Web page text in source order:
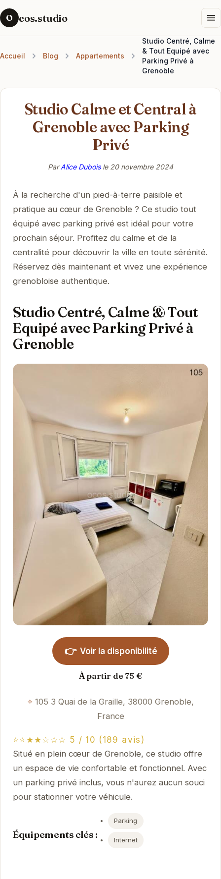
O cos.studio
Accueil Blog Appartements
Studio Centré, Calme
& Tout Equipé avec
Parking Privé à
Grenoble
Studio Calme et Central à
Grenoble avec Parking
Privé
ParAlice Duboisle 20 novembre 2024
À la recherche d'un pied-à-terre paisible et
pratique au cœur de Grenoble ? Ce studio tout
équipé avec parking privé est idéal pour votre
prochain séjour. Profitez du calme et de la
centralité pour découvrir la ville en toute sérénité.
Réservez dès maintenant et vivez une expérience
grenobloise authentique.
Studio Centré, Calme & Tout
Equipé avec Parking Privé à
Grenoble
👉 Voir la disponibilité
À partir de 75 €
105 3 Quai de la Graille, 38000 Grenoble,
France
⭐⭐★★☆☆☆ 5 / 10 (189 avis)
Situé en plein cœur de Grenoble, ce studio offre
un espace de vie confortable et fonctionnel. Avec
un parking privé inclus, vous n'aurez aucun souci
pour stationner votre véhicule.
Équipements clés :
Parking
Internet